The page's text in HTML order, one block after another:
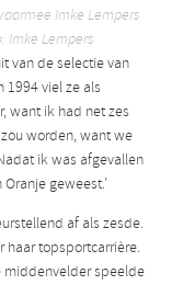
Imke Lempers
Imke Lempers
van de selectie van
1994 viel ze als
want ik had net zes
worden, want we
ik was afgevallen
geweest.’
af als zesde.
haar topsportcarrière.
middenvelder speelde